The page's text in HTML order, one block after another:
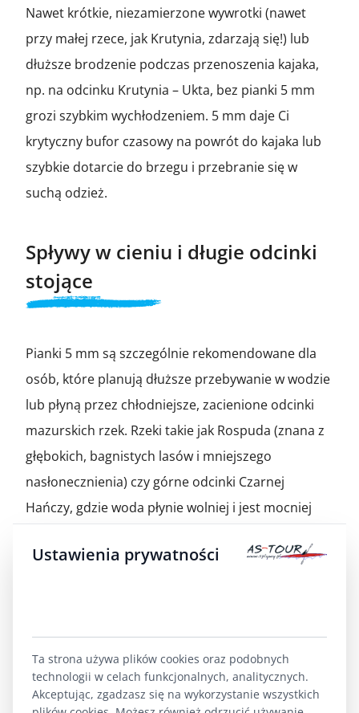
Nawet krótkie, niezamierzone wywrotki (nawet
przy małej rzece, jak Krutynia, zdarzają się!) lub
dłuższe brodzenie podczas przenoszenia kajaka,
np. na odcinku Krutynia – Ukta, bez pianki 5 mm
grozi szybkim wychłodzeniem. 5 mm daje Ci
krytyczny bufor czasowy na powrót do kajaka lub
szybkie dotarcie do brzegu i przebranie się w
suchą odzież.
Spływy w cieniu i długie odcinki
stojące
Pianki 5 mm są szczególnie rekomendowane dla
osób, które planują dłuższe przebywanie w wodzie
lub płyną przez chłodniejsze, zacienione odcinki
mazurskich rzek. Rzeki takie jak Rospuda (znana z
głębokich, bagnistych lasów i mniejszego
nasłonecznienia) czy górne odcinki Czarnej
Hańczy, gdzie woda płynie wolniej i jest mocniej
Augustowskiej, utrzymują niższą temperaturę
Duś czy Mokre), to na otwartej przestrzeni wiatr i
fale dodatkowo zwiększają odczuwalne zimno. W
Ustawienia prywatności
Ta strona używa plików cookies oraz podobnych
technologii w celach funkcjonalnych, analitycznych.
Akceptując, zgadzasz się na wykorzystanie wszystkich